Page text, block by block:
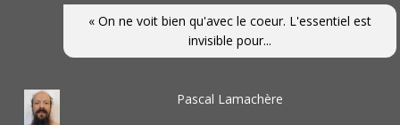
« On ne voit bien qu'avec le coeur. L'essentiel est
invisible pour...
Pascal Lamachère